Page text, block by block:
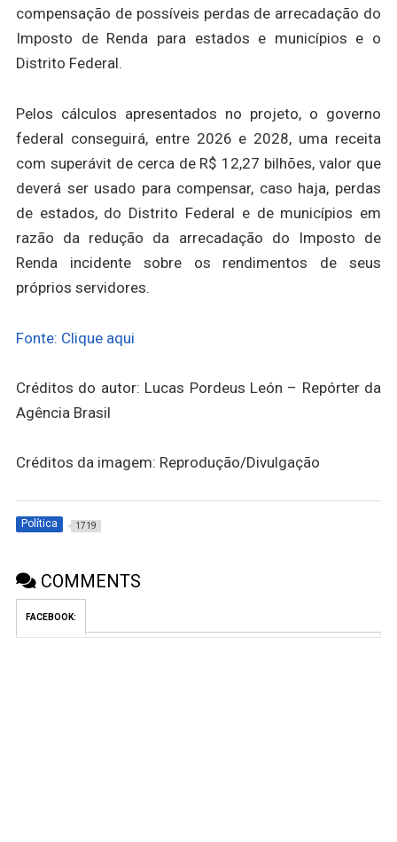
compensação de possíveis perdas de arrecadação do
Imposto de Renda para estados e municípios e o
Distrito Federal.
Pelos cálculos apresentados no projeto, o governo
federal conseguirá, entre 2026 e 2028, uma receita
com superávit de cerca de R$ 12,27 bilhões, valor que
deverá ser usado para compensar, caso haja, perdas
de estados, do Distrito Federal e de municípios em
razão da redução da arrecadação do Imposto de
Renda incidente sobre os rendimentos de seus
próprios servidores.
Fonte: Clique aqui
Créditos do autor: Lucas Pordeus León – Repórter da
Agência Brasil
Créditos da imagem: Reprodução/Divulgação
Política 1719
COMMENTS
FACEBOOK: